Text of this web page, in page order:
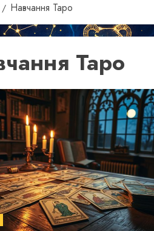
Навчання Таро
Таро